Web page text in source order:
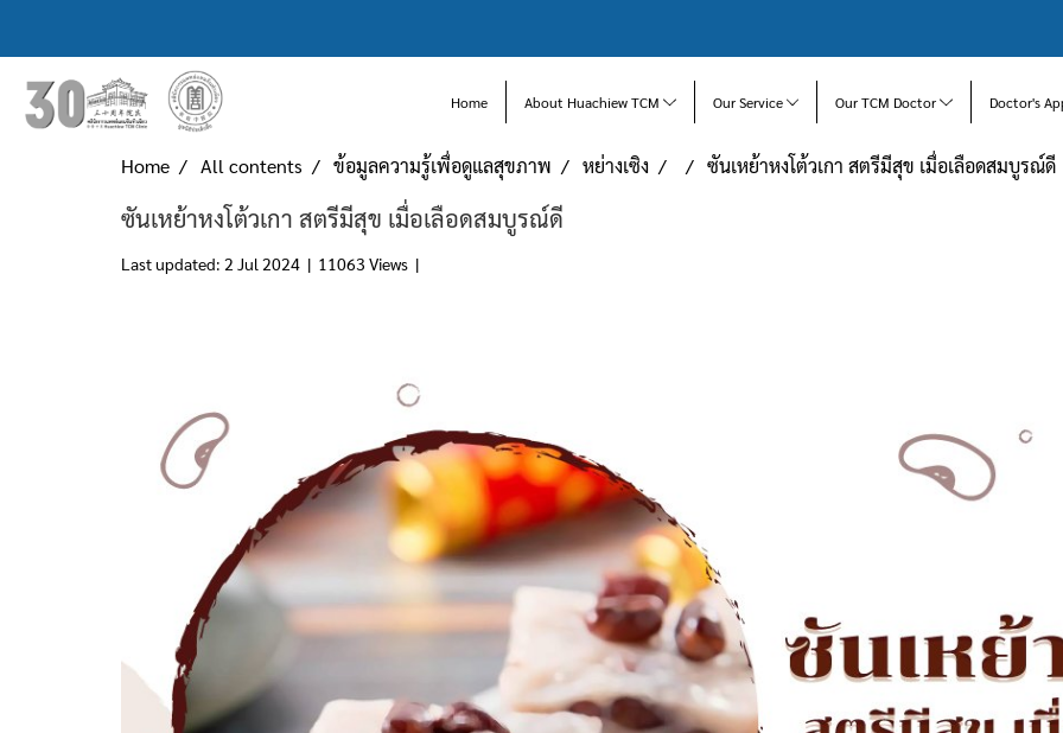
Home About Huachiew TCM Our Service Our TCM Doctor Doctor's
Home All contents ข้อมูลความรู้เพื่อดูแลสุขภาพ หย่างเซิง ซันเหย้าหงโต้วเกา สตรีมีสุข เมื่อเลือดสมบูรณ์ดี
ซันเหย้าหงโต้วเกา สตรีมีสุข เมื่อเลือดสมบูรณ์ดี
Last updated: 2 Jul 2024 | 11063 Views |